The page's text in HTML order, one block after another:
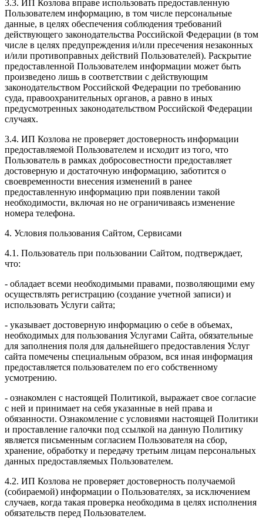
3.3. ИП Козлова вправе использовать предоставленную
Пользователем информацию, в том числе персональные
данные, в целях обеспечения соблюдения требований
действующего законодательства Российской Федерации (в том
числе в целях предупреждения и/или пресечения незаконных
и/или противоправных действий Пользователей). Раскрытие
предоставленной Пользователем информации может быть
произведено лишь в соответствии с действующим
законодательством Российской Федерации по требованию
суда, правоохранительных органов, а равно в иных
предусмотренных законодательством Российской Федерации
случаях.
3.4. ИП Козлова не проверяет достоверность информации
предоставляемой Пользователем и исходит из того, что
Пользователь в рамках добросовестности предоставляет
достоверную и достаточную информацию, заботится о
своевременности внесения изменений в ранее
предоставленную информацию при появлении такой
необходимости, включая но не ограничиваясь изменение
номера телефона.
4. Условия пользования Сайтом, Сервисами
4.1. Пользователь при пользовании Сайтом, подтверждает,
что:
- обладает всеми необходимыми правами, позволяющими ему
осуществлять регистрацию (создание учетной записи) и
использовать Услуги сайта;
- указывает достоверную информацию о себе в объемах,
необходимых для пользования Услугами Сайта, обязательные
для заполнения поля для дальнейшего предоставления Услуг
сайта помечены специальным образом, вся иная информация
предоставляется пользователем по его собственному
усмотрению.
- ознакомлен с настоящей Политикой, выражает свое согласие
с ней и принимает на себя указанные в ней права и
обязанности. Ознакомление с условиями настоящей Политики
и проставление галочки под ссылкой на данную Политику
является письменным согласием Пользователя на сбор,
хранение, обработку и передачу третьим лицам персональных
данных предоставляемых Пользователем.
4.2. ИП Козлова не проверяет достоверность получаемой
(собираемой) информации о Пользователях, за исключением
случаев, когда такая проверка необходима в целях исполнения
обязательств перед Пользователем.